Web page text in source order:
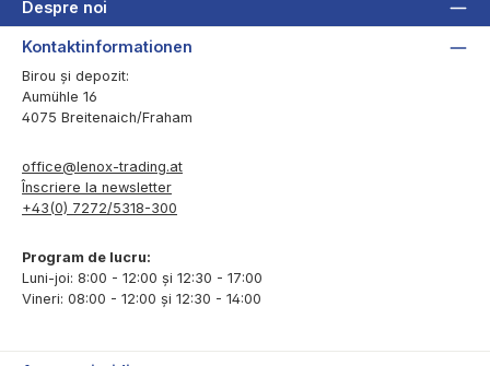
Despre noi
Kontaktinformationen
Birou și depozit:
Aumühle 16
4075 Breitenaich/Fraham
office@lenox-trading.at
Înscriere la newsletter
+43(0) 7272/5318-300
Program de lucru:
Luni-joi: 8:00 - 12:00 și 12:30 - 17:00
Vineri: 08:00 - 12:00 și 12:30 - 14:00